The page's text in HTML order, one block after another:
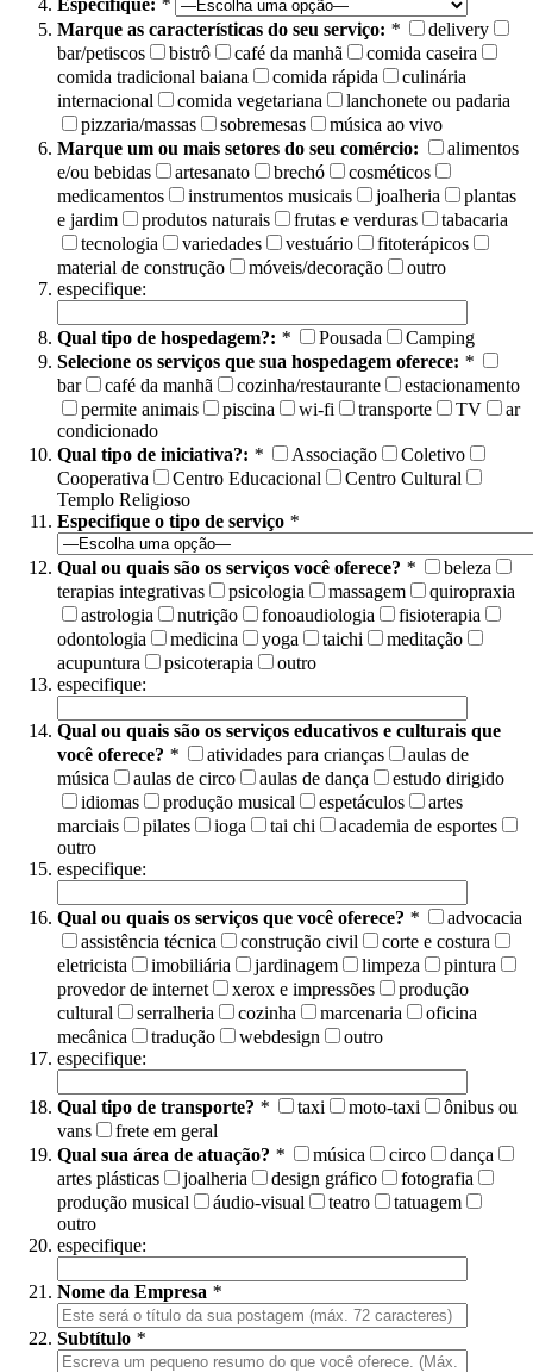
Marque as características do seu serviço: *
delivery
bar/petiscos
bistrô café da manhã
comida caseira
comida tradicional baiana
comida rápida
culinária
internacional
comida vegetariana
lanchonete ou padaria
pizzaria/massas
sobremesas
música ao vivo
Marque um ou mais setores do seu comércio:
alimentos
e/ou bebidas
artesanato brechó
cosméticos
medicamentos
instrumentos musicais joalheria
plantas
e jardim
produtos naturais frutas e verduras
tabacaria
tecnologia
variedades vestuário
fitoterápicos
material de construção
móveis/decoração
outro
especifique:
Qual tipo de hospedagem?: * Pousada
Camping
Selecione os serviços que sua hospedagem oferece: *
bar
café da manhã cozinha/restaurante
estacionamento
permite animais
piscina wi-fi transporte TV
ar
condicionado
Qual tipo de iniciativa?: * Associação
Coletivo
Cooperativa
Centro Educacional
Centro Cultural
Templo Religioso
Especifique o tipo de serviço *
Qual ou quais são os serviços você oferece? *
beleza
terapias integrativas
psicologia massagem
quiropraxia
astrologia
nutrição fonoaudiologia
fisioterapia
odontologia
medicina yoga taichi
meditação
acupuntura
psicoterapia
outro
especifique:
Qual ou quais são os serviços educativos e culturais que
você oferece? * atividades para crianças
aulas de
música
aulas de circo aulas de dança
estudo dirigido
idiomas
produção musical espetáculos
artes
marciais
pilates ioga tai chi
academia de esportes
outro
especifique:
Qual ou quais os serviços que você oferece? *
advocacia
assistência técnica
construção civil
corte e costura
eletricista
imobiliária jardinagem limpeza
pintura
provedor de internet
xerox e impressões
produção
cultural
serralheria cozinha marcenaria
oficina
mecânica
tradução webdesign
outro
especifique:
Qual tipo de transporte? * taxi moto-taxi
ônibus ou
vans
frete em geral
Qual sua área de atuação? * música circo
dança
artes plásticas
joalheria design gráfico
fotografia
produção musical
áudio-visual teatro
tatuagem
outro
especifique:
Nome da Empresa *
Subtítulo *